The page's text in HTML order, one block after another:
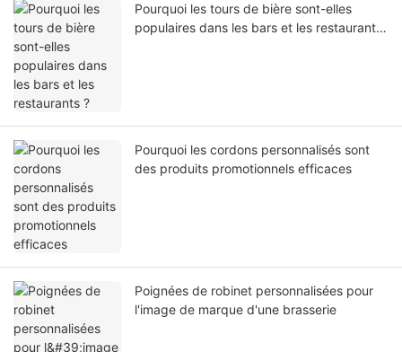
Pourquoi les tours de bière sont-elles
populaires dans les bars et les restaurants
Pourquoi les cordons personnalisés sont
des produits promotionnels efficaces
Poignées de robinet personnalisées pour
l'image de marque d'une brasserie